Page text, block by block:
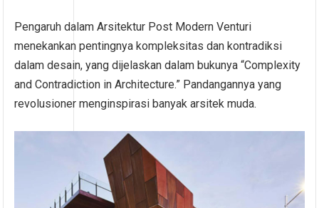
Pengaruh dalam Arsitektur Post Modern Venturi
menekankan pentingnya kompleksitas dan kontradiksi
dalam desain, yang dijelaskan dalam bukunya “Complexity
and Contradiction in Architecture.” Pandangannya yang
revolusioner menginspirasi banyak arsitek muda.